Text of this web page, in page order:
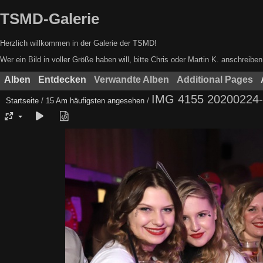
TSMD-Galerie
Herzlich willkommen in der Galerie der TSMD!
Wer ein Bild in voller Größe haben will, bitte Chris oder Martin K.
Alben Entdecken Verwandte Alben Additional Pages
Startseite / 15 Am häufigsten angesehen / IMG 4155